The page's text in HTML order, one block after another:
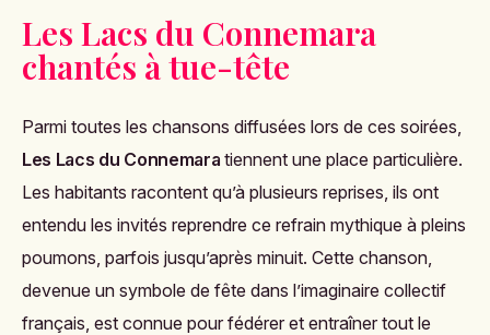
Les Lacs du Connemara
chantés à tue-tête
Parmi toutes les chansons diffusées lors de ces soirées,
Les Lacs du Connemara tiennent une place particulière.
Les habitants racontent qu’à plusieurs reprises, ils ont
entendu les invités reprendre ce refrain mythique à pleins
poumons, parfois jusqu’après minuit. Cette chanson,
devenue un symbole de fête dans l’imaginaire collectif
français, est connue pour fédérer et entraîner tout le